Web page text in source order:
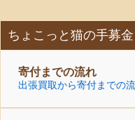
ちょこっと猫の手募金
寄付までの流れ
出張買取から寄付までの